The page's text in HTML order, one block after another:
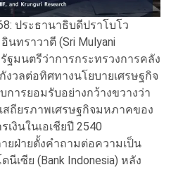
ประธานาธิบดีปราโบโว
ทราวาตี (Sri Mulyani
ฐมนตรีว่าการกระทรวงการคลัง
วลต่อทิศทางนโยบายเศรษฐกิจ
การยอมรับอย่างกว้างขวางว่า
สถียรภาพเศรษฐกิจมหภาคของ
งินในเอเชียปี 2540
ยฝ่ายตั้งคำถามต่อความเป็น
เซีย (Bank Indonesia) หลัง